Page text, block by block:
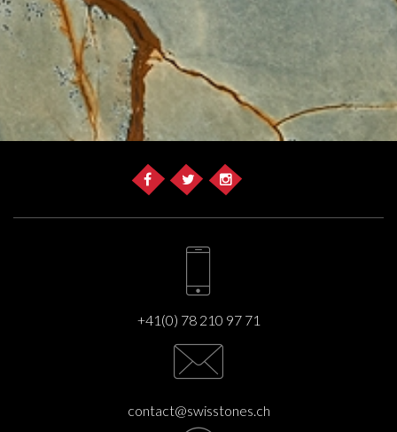
+41(0) 78 210 97 71
contact@swisstones.ch